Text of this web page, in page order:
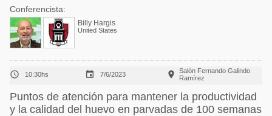
Conferencista:
Billy Hargis
United States
 10:30hs  7/6/2023 
Salón Fernando Galindo
Ramírez
Puntos de atención para mantener la productividad
y la calidad del huevo en parvadas de 100 semanas